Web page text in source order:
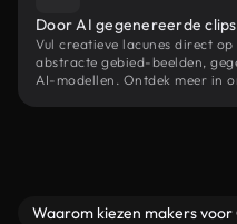
Door AI gegenereerde clips
Vul creatieve lacunes direct
abstracte gebied-beelden,
AI-modellen. Ontdek meer in
Waarom kiezen makers